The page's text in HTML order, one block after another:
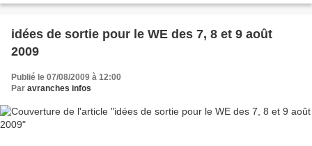
idées de sortie pour le WE des 7, 8 et 9 août
2009
Publié le 07/08/2009 à 12:00
Par avranches infos